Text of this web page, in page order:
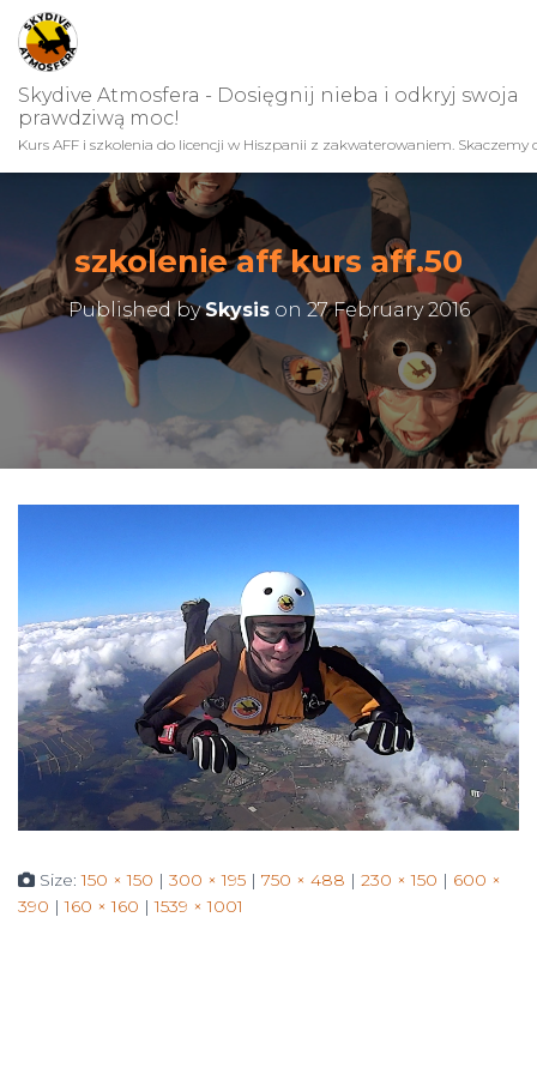
Skydive Atmosfera - Dosięgnij nieba i odkryj swoja
prawdziwą moc!
Kurs AFF i szkolenia do licencji w Hiszpanii z zakwaterowaniem. Skaczemy
szkolenie aff kurs aff.50
Published bySkysison27 February 2016
Size:150 × 150 | 300 × 195 | 750 × 488 | 230 × 150 | 600 ×
390 | 160 × 160 | 1539 × 1001